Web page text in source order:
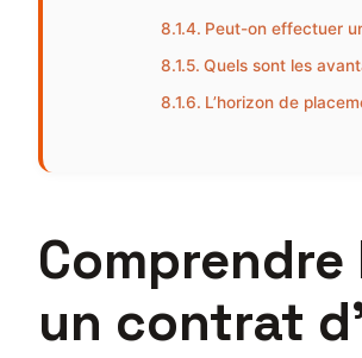
Peut-on effectuer
Quels sont les
L’horizon de
un contrat